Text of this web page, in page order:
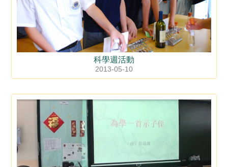
科學週活動
2013-05-10